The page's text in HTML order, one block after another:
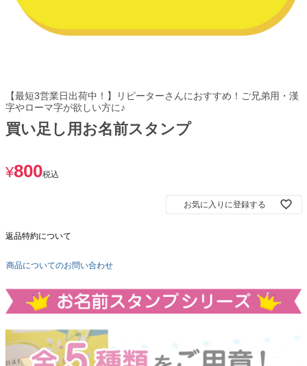
【最短3営業日出荷中！】リピーターさんにおすすめ！ご兄弟用・漢
字やローマ字が欲しい方に♪
買い足し用お名前スタンプ
¥800税込
お気に入りに登録する
返品特約について
商品についてのお問い合わせ